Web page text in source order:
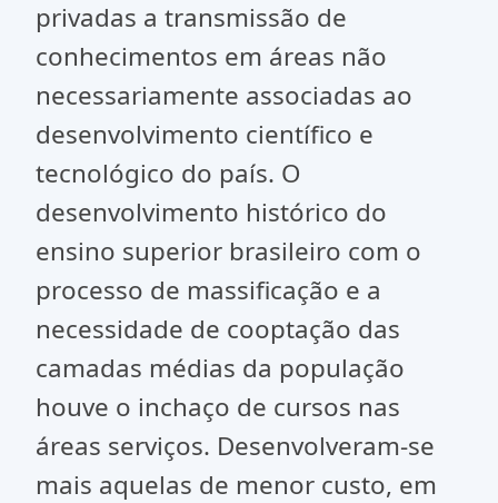
privadas a transmissão de
conhecimentos em áreas não
necessariamente associadas ao
desenvolvimento científico e
tecnológico do país. O
desenvolvimento histórico do
ensino superior brasileiro com o
processo de massificação e a
necessidade de cooptação das
camadas médias da população
houve o inchaço de cursos nas
áreas serviços. Desenvolveram-se
mais aquelas de menor custo, em